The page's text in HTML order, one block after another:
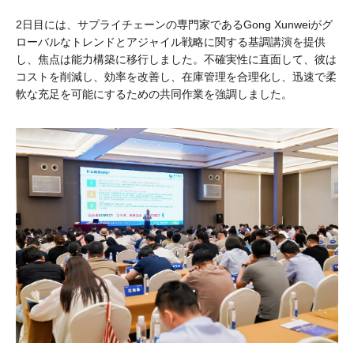
2日目には、サプライチェーンの専門家であるGong Xunweiがグ
ローバルなトレンドとアジャイル戦略に関する基調講演を提供
し、焦点は能力構築に移行しました。不確実性に直面して、彼は
コストを削減し、効率を改善し、在庫管理を合理化し、迅速で柔
軟な充足を可能にするための共同作業を強調しました。